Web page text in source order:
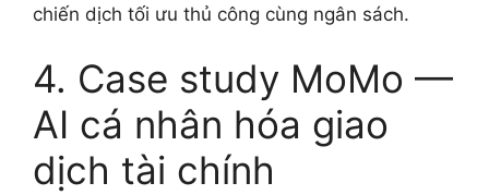
chiến dịch tối ưu thủ công cùng ngân sách.
4. Case study MoMo —
AI cá nhân hóa giao
dịch tài chính